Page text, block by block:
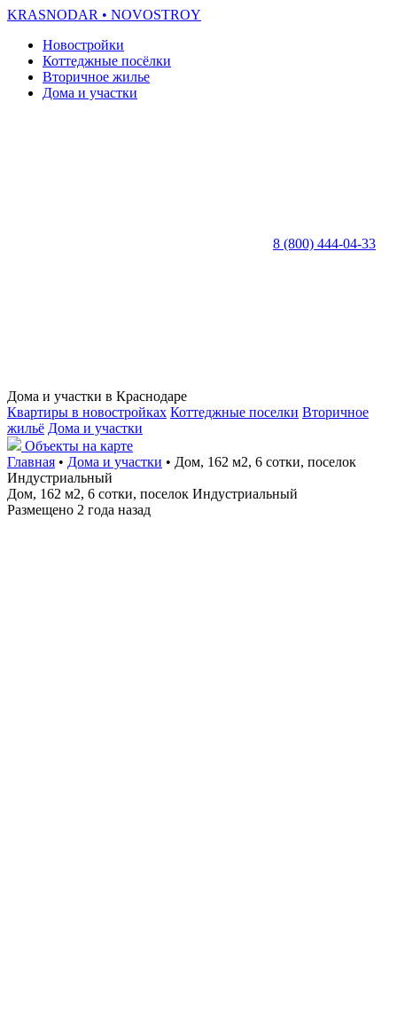
KRASNODAR • NOVOSTROY
Новостройки
Коттеджные посёлки
Вторичное жилье
Дома и участки
8 (800) 444-04-33
Дома и участки в Краснодаре
Квартиры в новостройках Коттеджные поселки Вторичное
жильё Дома и участки
Объекты на карте
Главная • Дома и участки • Дом, 162 м2, 6 сотки, поселок
Индустриальный
Дом, 162 м2, 6 сотки, поселок Индустриальный
Размещено 2 года назад